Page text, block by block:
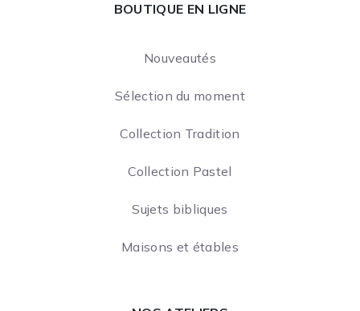
BOUTIQUE EN LIGNE
Nouveautés
Sélection du moment
Collection Tradition
Collection Pastel
Sujets bibliques
Maisons et étables